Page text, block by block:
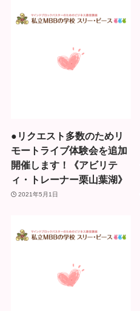
●リクエスト多数のためリ
モートライブ体験会を追加
開催します！《アビリテ
ィ・トレーナー栗山葉湖》
2021年5月1日